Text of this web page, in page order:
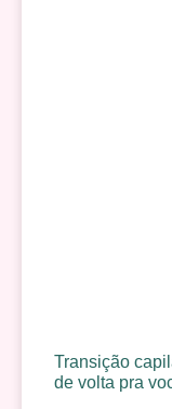
Transição
de volta pra